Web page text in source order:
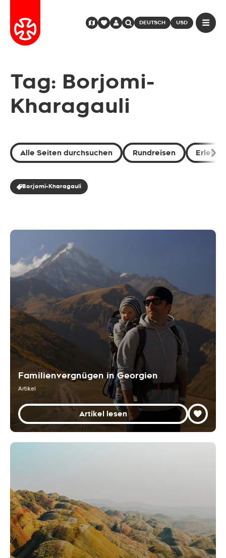
DEUTSCH USD
Tag: Borjomi-
Kharagauli
Alle Seiten durchsuchen Rundreisen
Borjomi-Kharagauli
Familienvergnügen in Georgien
Artikel
Artikel lesen